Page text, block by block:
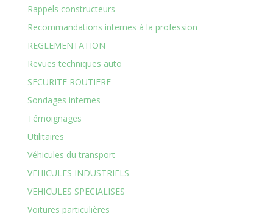
Rappels constructeurs
Recommandations internes à la profession
REGLEMENTATION
Revues techniques auto
SECURITE ROUTIERE
Sondages internes
Témoignages
Utilitaires
Véhicules du transport
VEHICULES INDUSTRIELS
VEHICULES SPECIALISES
Voitures particulières